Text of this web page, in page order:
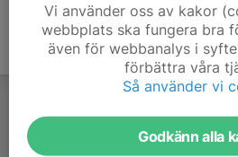
Vi använder oss av kakor
webbplats ska fungera bra
även för webbanalys i
förbättra våra
Så använder vi
Godkänn alla